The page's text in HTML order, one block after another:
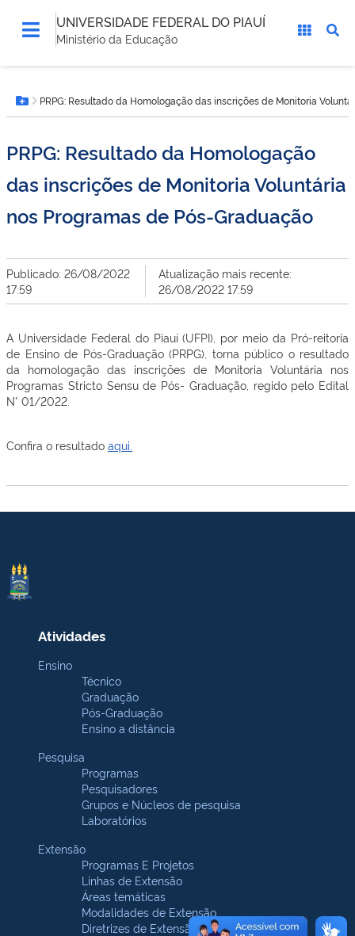
UNIVERSIDADE FEDERAL DO PIAUÍ
Ministério da Educação
está
aqui:Botão Menu
PRPG: Resultado da Homologação das inscrições de Monitoria
PRPG: Resultado da Homologação
das inscrições de Monitoria Voluntária
nos Programas de Pós-Graduação
Publicado: 26/08/2022
17:59
Atualização mais recente:
26/08/2022 17:59
A Universidade Federal do Piauí (UFPI), por meio da Pró-reitoria
de Ensino de Pós-Graduação (PRPG), torna público o resultado
da homologação das inscrições de Monitoria Voluntária nos
Programas Stricto Sensu de Pós- Graduação, regido pelo Edital
N° 01/2022.
Confira o resultado aqui.
Atividades
Ensino
Técnico
Graduação
Pós-Graduação
Ensino a distância
Pesquisa
Programas
Pesquisadores
Grupos e Núcleos de pesquisa
Laboratórios
Extensão
Programas E Projetos
Linhas de Extensão
Áreas temáticas
Modalidades de Extensão
Diretrizes de Extensão